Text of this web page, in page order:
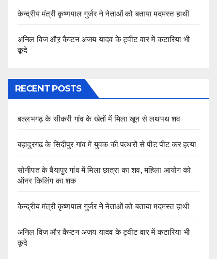
केन्द्रीय मंत्री कृष्णपाल गुर्जर ने नेताओं को बताया मदमस्त हाथी
अनिल विज औऱ कैप्टन अजय यादव के ट्वीट वार में कटारिया भी
कूदे
RECENT POSTS
बल्लभगढ़ के सीकरी गांव के खेतों में मिला खून से लथपथ शव
बहादुरगढ़ के सिदीपुर गांव में युवक की पत्थरों से पीट पीट कर हत्या
सोनीपत के बैयापुर गांव में मिला छात्रा का शव, महिला आयोग को
ऑनर किलिंग का शक
केन्द्रीय मंत्री कृष्णपाल गुर्जर ने नेताओं को बताया मदमस्त हाथी
अनिल विज औऱ कैप्टन अजय यादव के ट्वीट वार में कटारिया भी
कूदे